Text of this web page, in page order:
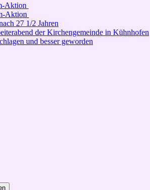
Aktion
Aktion
27 1/2 Jahren
der Kirchengemeinde in Kühnhofen
und besser geworden